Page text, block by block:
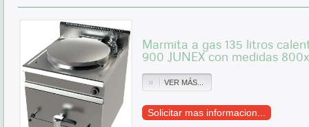
Marmita a gas 135 litros
900 JUNEX con medidas
VER MÁS...
Solicitar mas informacion...